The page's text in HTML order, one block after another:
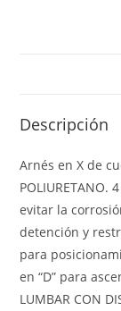
Descripción
Arnés en X de
POLIURETANO.
evitar la
detención y
para
en “D” para
LUMBAR CON